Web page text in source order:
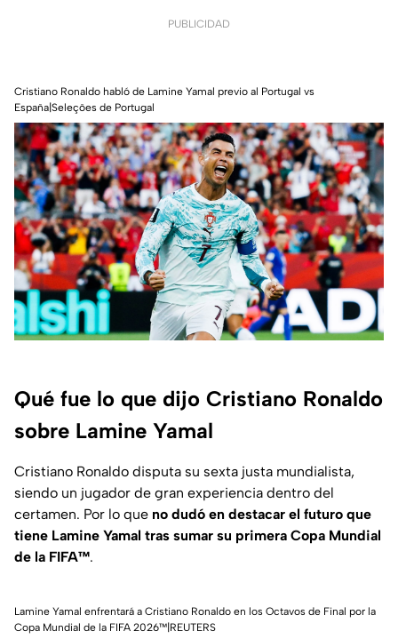
PUBLICIDAD
Cristiano Ronaldo habló de Lamine Yamal previo al Portugal vs
España|Seleções de Portugal
Qué fue lo que dijo Cristiano Ronaldo
sobre Lamine Yamal
Cristiano Ronaldo disputa su sexta justa mundialista,
siendo un jugador de gran experiencia dentro del
certamen. Por lo que no dudó en destacar el futuro que
tiene Lamine Yamal tras sumar su primera Copa Mundial
de la FIFA™.
Lamine Yamal enfrentará a Cristiano Ronaldo en los Octavos de Final por la
Copa Mundial de la FIFA 2026™|REUTERS